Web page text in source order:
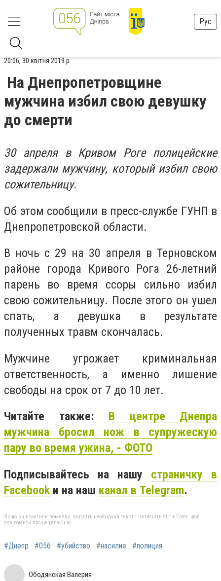
Рус
20:06, 30 квітня 2019 р.
На Днепропетровщине
мужчина избил свою девушку
до смерти
30 апреля в Кривом Роге полицейские
задержали мужчину, который избил свою
сожительницу.
Об этом сообщили в пресс-службе ГУНП в
Днепропетровской области.
В ночь с 29 на 30 апреля в Терновском
районе города Кривого Рога 26-летний
парень во время ссоры сильно избил
свою сожительницу. После этого он ушел
спать, а девушка в результате
полученных травм скончалась.
Мужчине угрожает криминальная
ответственность, а именно лишение
свободы на срок от 7 до 10 лет.
Читайте также: В центре Днепра
мужчина бросил нож в супружескую
пару во время ужина, - ФОТО
Подписывайтесь на нашу страничку в
Facebook и на наш канал в Telegram.
Якщо ви помітили помилку, виділіть необхідний текст і натисніть Ctrl + Enter, щоб
повідомити про це редакцію
#Днепр #056 #убийство #насилие #полиция
Ободянская Валерия